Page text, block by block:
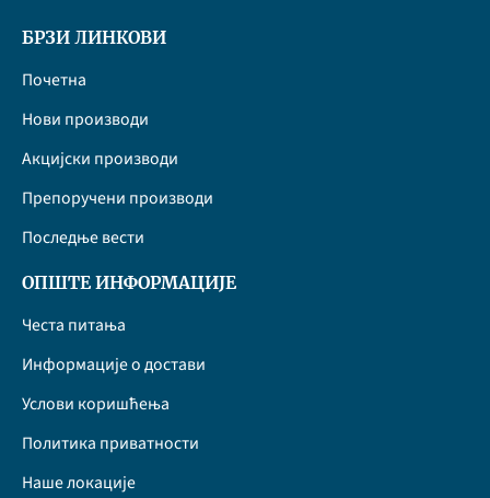
БРЗИ ЛИНКОВИ
Почетна
Нови производи
Акцијски производи
Препоручени производи
Последње вести
ОПШТЕ ИНФОРМАЦИЈЕ
Честа питања
Информације о достави
Услови коришћења
Политика приватности
Наше локације